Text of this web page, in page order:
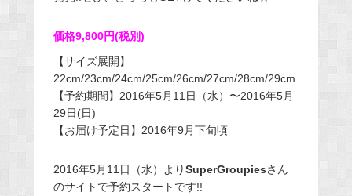
価格9,800円(税別)
【サイズ展開】
22cm/23cm/24cm/25cm/26cm/27cm/28cm/29cm
【予約期間】2016年5月11日（水）〜2016年5月
29日(日)
【お届け予定日】2016年9月下旬頃
2016年5月11日（水）よりSuperGroupiesさん
のサイトで予約スタートです!!